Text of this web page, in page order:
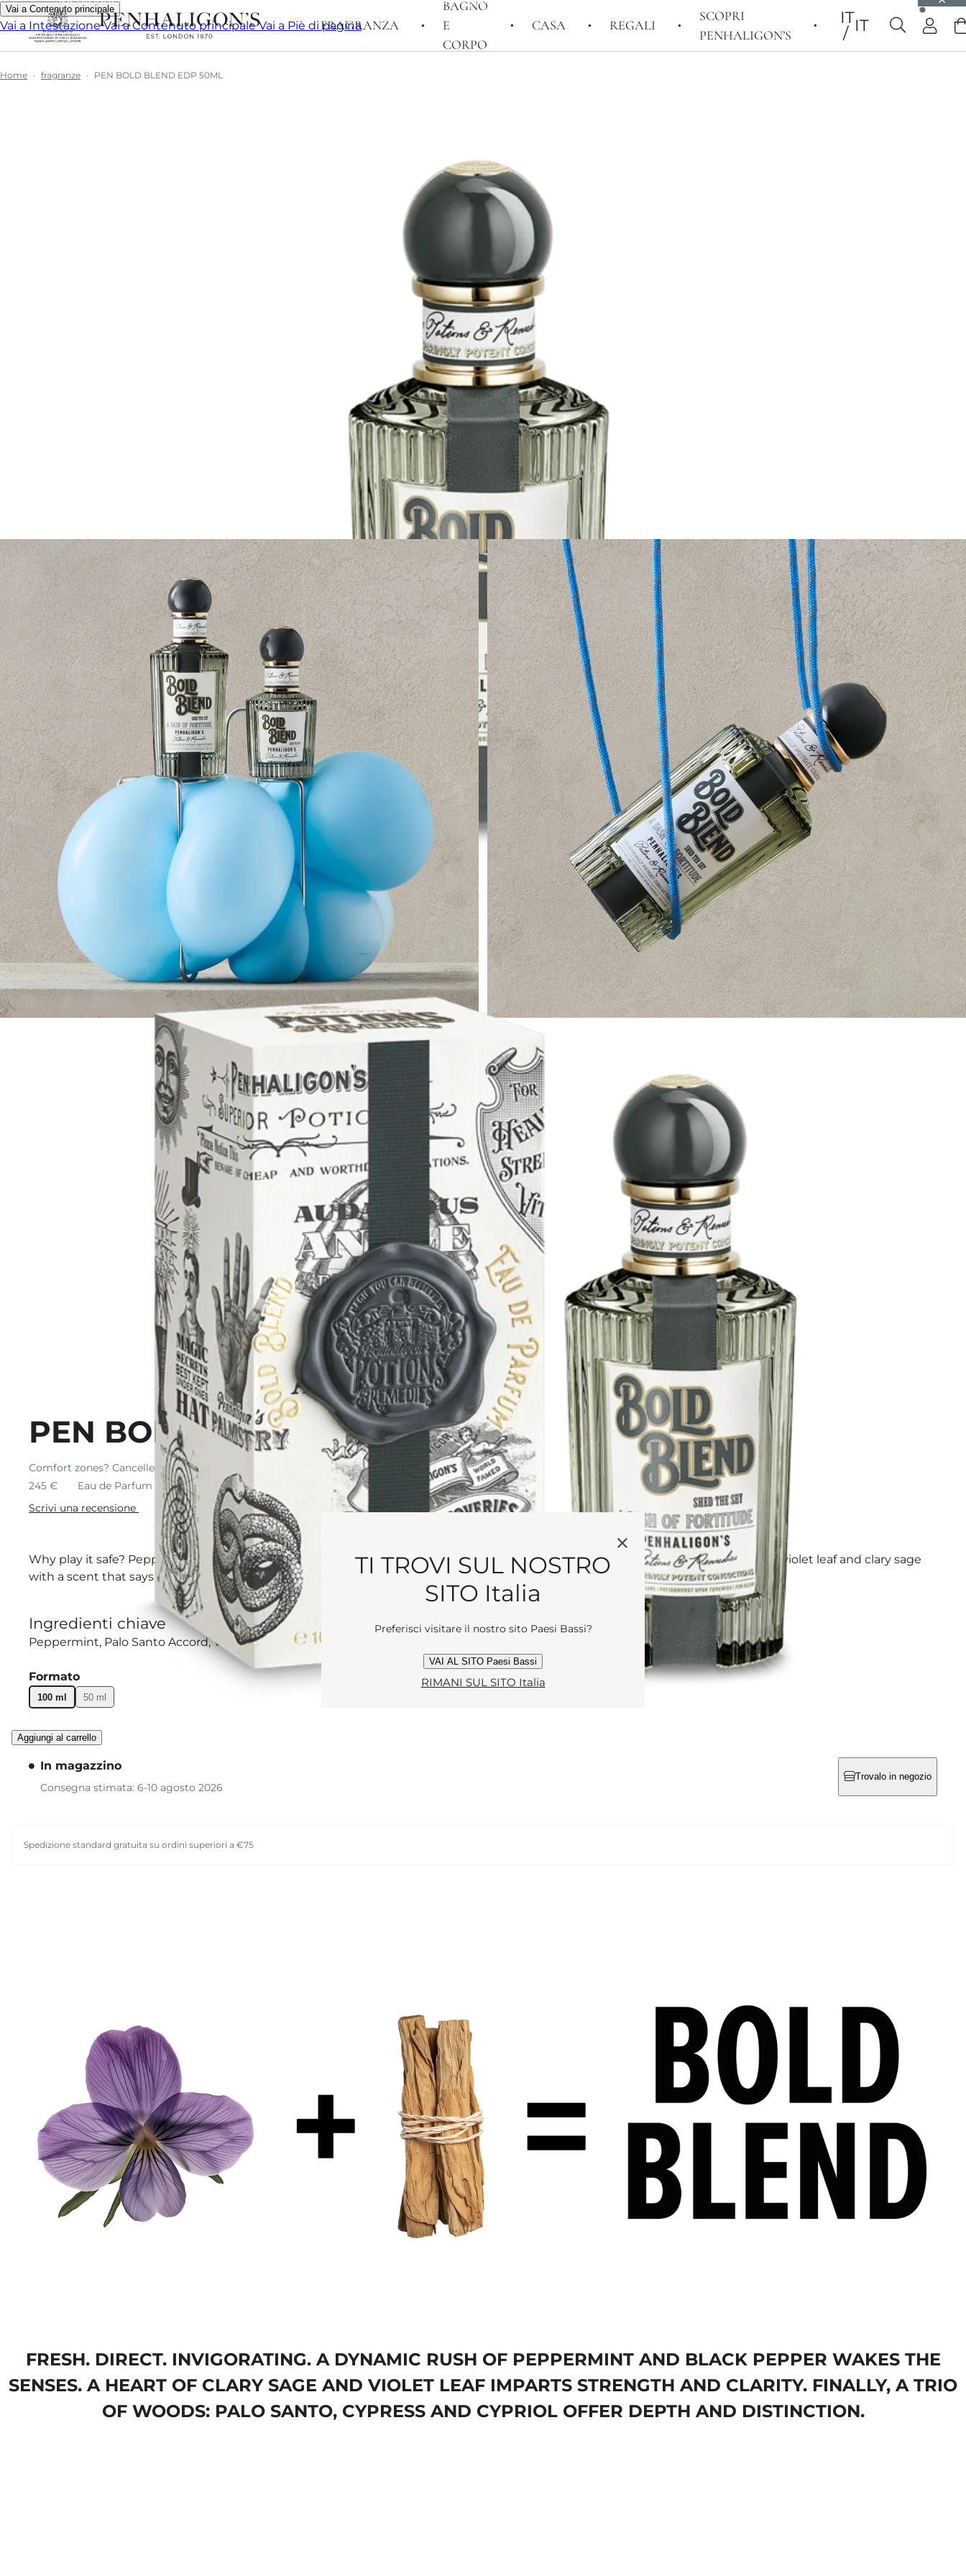
Vai a Contenuto principale
Vai a IntestazioneVai a Contenuto principaleVai a Piè di pagina
FRAGRANZA
BAGNO
E
CORPO
CASA REGALI
SCOPRI
PENHALIGON’S
ITIT
Home fragranze PEN BOLD BLEND EDP 50ML
PEN BOLD BLEND EDP 50ML
Comfort zones? Cancelled. A scent to shed the shy.
245 €
Eau de Parfum
€245 / 100 ml
Scrivi una recensione
Visualizza ingredienti
Why play it safe? Peppermint jumps. Black pepper jolts. Palo santo pushes boundaries you never knew you had. Climb higher with violet leaf and clary sage
with a scent that says yes (before you overthink it).
Ingredienti chiave
Peppermint Palo Santo Accord Violet Leaf
Formato
100 ml 50 ml
Aggiungi al carrello
In magazzino
Consegna stimata: 6-10 agosto 2026
Trovalo in negozio
Spedizione standard gratuita su ordini superiori a €75
FRESH. DIRECT. INVIGORATING. A DYNAMIC RUSH OF PEPPERMINT AND BLACK PEPPER WAKES THE
SENSES. A HEART OF CLARY SAGE AND VIOLET LEAF IMPARTS STRENGTH AND CLARITY. FINALLY, A TRIO
OF WOODS: PALO SANTO, CYPRESS AND CYPRIOL OFFER DEPTH AND DISTINCTION.
TI TROVI SUL NOSTRO
SITO Italia
Preferisci visitare il nostro sito Paesi Bassi?
VAI AL SITO Paesi Bassi
RIMANI SUL SITO Italia